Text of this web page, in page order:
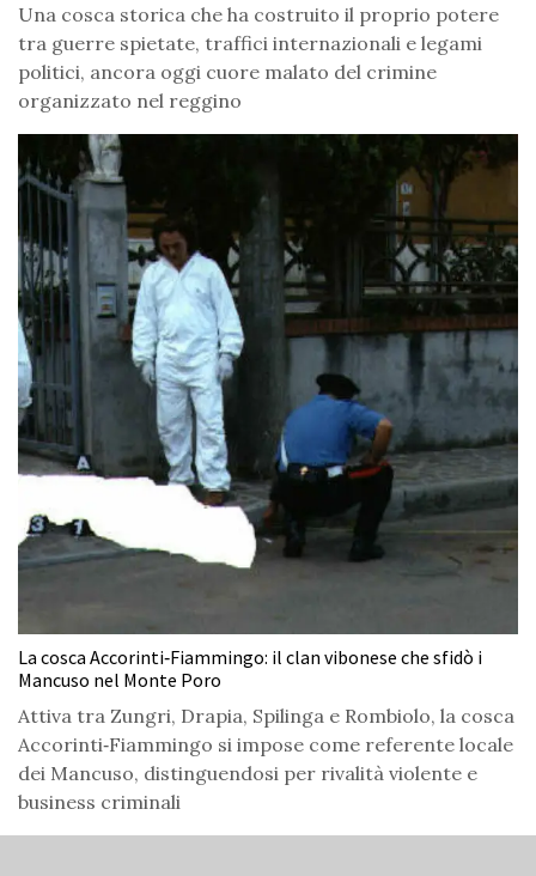
Una cosca storica che ha costruito il proprio potere
tra guerre spietate, traffici internazionali e legami
politici, ancora oggi cuore malato del crimine
organizzato nel reggino
La cosca Accorinti‑Fiammingo: il clan vibonese che sfidò i
Mancuso nel Monte Poro
Attiva tra Zungri, Drapia, Spilinga e Rombiolo, la cosca
Accorinti‑Fiammingo si impose come referente locale
dei Mancuso, distinguendosi per rivalità violente e
business criminali